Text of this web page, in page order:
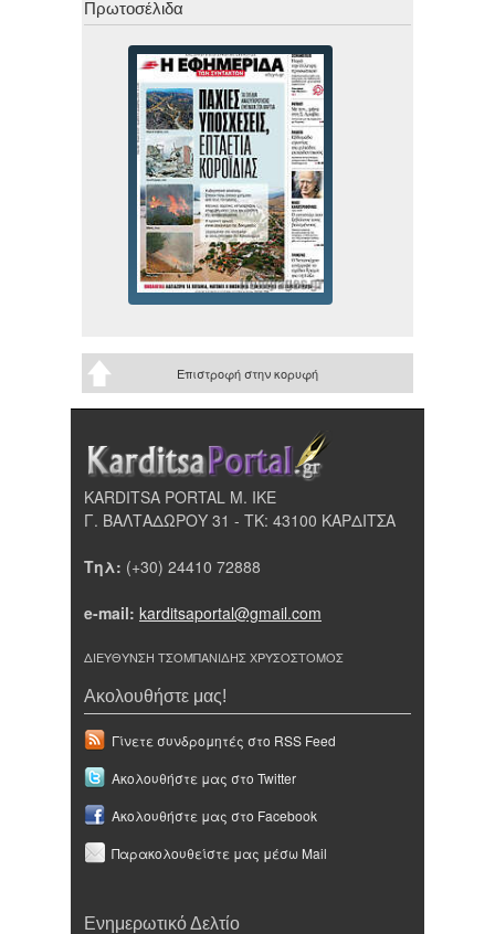
Πρωτοσέλιδα
Επιστροφή στην κορυφή
KARDITSA PORTAL Μ. ΙΚΕ
Γ. ΒΑΛΤΑΔΩΡΟΥ 31 - ΤΚ: 43100 ΚΑΡΔΙΤΣΑ
Τηλ: (+30) 24410 72888
e-mail: karditsaportal@gmail.com
ΔΙΕΥΘΥΝΣΗ ΤΣΟΜΠΑΝΙΔΗΣ ΧΡΥΣΟΣΤΟΜΟΣ
Ακολουθήστε μας!
Γίνετε συνδρομητές στο RSS Feed
Ακολουθήστε μας στο Twitter
Ακολουθήστε μας στο Facebook
Παρακολουθείστε μας μέσω Mail
Ενημερωτικό Δελτίο